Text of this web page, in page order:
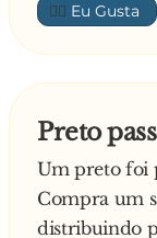
👍🏼
Preto
Um preto foi
Compra um
distribuindo